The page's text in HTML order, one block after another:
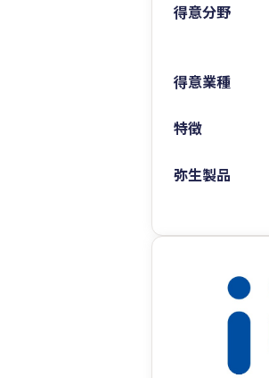
得意分野
得意業種
特徴
弥生製品